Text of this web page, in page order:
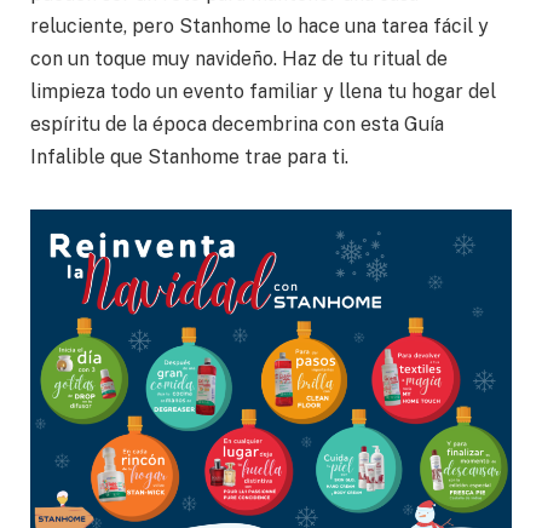
reluciente, pero Stanhome lo hace una tarea fácil y
con un toque muy navideño. Haz de tu ritual de
limpieza todo un evento familiar y llena tu hogar del
espíritu de la época decembrina con esta Guía
Infalible que Stanhome trae para ti.